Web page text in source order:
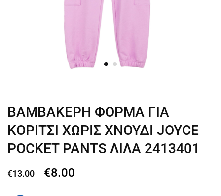
ΒΑΜΒΑΚΕΡΗ ΦΟΡΜΑ ΓΙΑ
ΚΟΡΙΤΣΙ ΧΩΡΙΣ ΧΝΟΥΔΙ JOYCE
POCKET PANTS ΛΙΛΑ 2413401
€13.00 €8.00